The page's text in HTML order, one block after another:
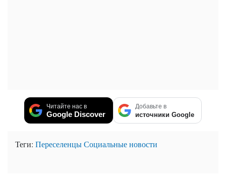
Читайте нас в
Google Discover
Добавьте в
источники Google
Теги: ПереселенцыСоциальные новости